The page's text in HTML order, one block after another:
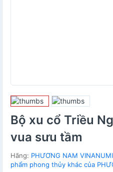
Bộ xu cổ Triều
vua sưu tầm
Hãng: PHƯƠNG NAM
phẩm phong thủy khác của